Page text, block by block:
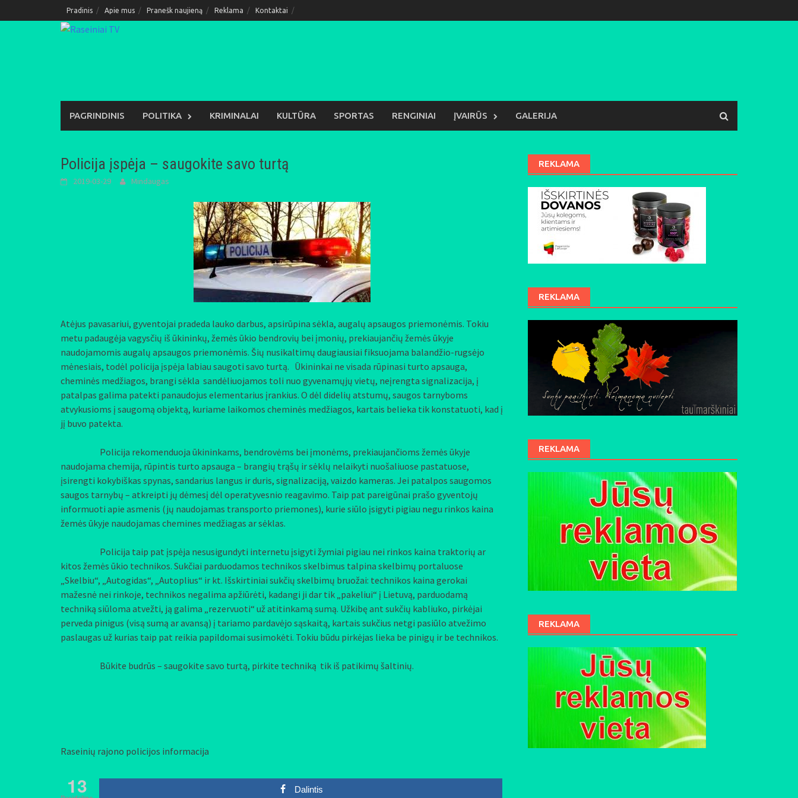
to
Pradinis Apie mus Pranešk naujieną Reklama Kontaktai
PAGRINDINIS POLITIKA KRIMINALAI KULTŪRA SPORTAS RENGINIAI ĮVAIRŪS GALERIJA
Policija įspėja – saugokite savo turtą
2019-03-29 Mindaugas
Atėjus pavasariui, gyventojai pradeda lauko darbus, apsirūpina sėkla, augalų apsaugos priemonėmis. Tokiu
metu padaugėja vagysčių iš ūkininkų, žemės ūkio bendrovių bei įmonių, prekiaujančių žemės ūkyje
naudojamomis augalų apsaugos priemonėmis. Šių nusikaltimų daugiausiai fiksuojama balandžio-rugsėjo
mėnesiais, todėl policija įspėja labiau saugoti savo turtą. Ūkininkai ne visada rūpinasi turto apsauga,
cheminės medžiagos, brangi sėkla sandėliuojamos toli nuo gyvenamųjų vietų, neįrengta signalizacija, į
patalpas galima patekti panaudojus elementarius įrankius. O dėl didelių atstumų, saugos tarnyboms
atvykusioms į saugomą objektą, kuriame laikomos cheminės medžiagos, kartais belieka tik konstatuoti, kad į
jį buvo patekta.
Policija rekomenduoja ūkininkams, bendrovėms bei įmonėms, prekiaujančioms žemės ūkyje
naudojama chemija, rūpintis turto apsauga – brangių trąšų ir sėklų nelaikyti nuošaliuose pastatuose,
įsirengti kokybiškas spynas, sandarius langus ir duris, signalizaciją, vaizdo kameras. Jei patalpos saugomos
saugos tarnybų – atkreipti jų dėmesį dėl operatyvesnio reagavimo. Taip pat pareigūnai prašo gyventojų
informuoti apie asmenis (jų naudojamas transporto priemones), kurie siūlo įsigyti pigiau negu rinkos kaina
žemės ūkyje naudojamas chemines medžiagas ar sėklas.
Policija taip pat įspėja nesusigundyti internetu įsigyti žymiai pigiau nei rinkos kaina traktorių ar
kitos žemės ūkio technikos. Sukčiai parduodamos technikos skelbimus talpina skelbimų portaluose
„Skelbiu“, „Autogidas“, „Autoplius“ ir kt. Išskirtiniai sukčių skelbimų bruožai: technikos kaina gerokai
mažesnė nei rinkoje, technikos negalima apžiūrėti, kadangi ji dar tik „pakeliui“ į Lietuvą, parduodamą
techniką siūloma atvežti, ją galima „rezervuoti“ už atitinkamą sumą. Užkibę ant sukčių kabliuko, pirkėjai
perveda pinigus (visą sumą ar avansą) į tariamo pardavėjo sąskaitą, kartais sukčius netgi pasiūlo atvežimo
paslaugas už kurias taip pat reikia papildomai susimokėti. Tokiu būdu pirkėjas lieka be pinigų ir be technikos.
Būkite budrūs – saugokite savo turtą, pirkite techniką tik iš patikimų šaltinių.
Raseinių rajono policijos informacija
13 Dalintis
REKLAMA
REKLAMA
REKLAMA
REKLAMA